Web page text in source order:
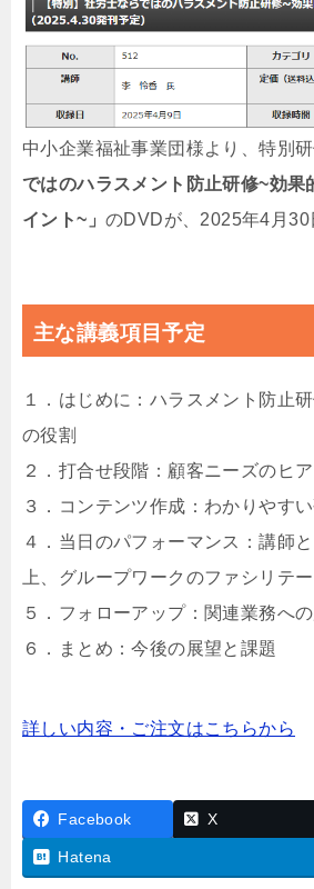
中小企業福祉事業団様より、特別
ではのハラスメント防止研修~効果
イント~」 のDVDが、2025年4月30
主な講義項目予定
１．はじめに：ハラスメント防止
の役割
２．打合せ段階：顧客ニーズのヒ
３．コンテンツ作成：わかりやす
４．当日のパフォーマンス：講師
上、グループワークのファシリテ
５．フォローアップ：関連業務へ
６．まとめ：今後の展望と課題
詳しい内容・ご注文はこちらから
Facebook X
Hatena